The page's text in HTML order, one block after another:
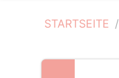
STARTSEITE